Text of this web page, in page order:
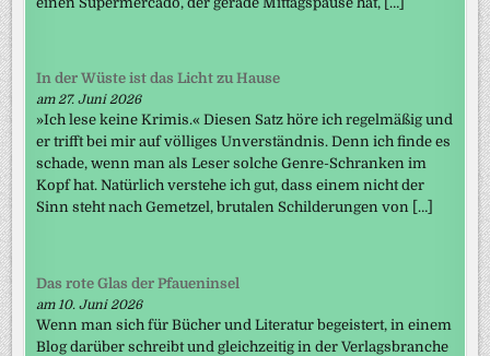
In der Wüste ist das Licht zu Hause
am 27. Juni 2026
»Ich lese keine Krimis.« Diesen Satz höre ich regelmäßig und
er trifft bei mir auf völliges Unverständnis. Denn ich finde es
schade, wenn man als Leser solche Genre-Schranken im
Kopf hat. Natürlich verstehe ich gut, dass einem nicht der
Sinn steht nach Gemetzel, brutalen Schilderungen von […]
Das rote Glas der Pfaueninsel
am 10. Juni 2026
Wenn man sich für Bücher und Literatur begeistert, in einem
Blog darüber schreibt und gleichzeitig in der Verlagsbranche